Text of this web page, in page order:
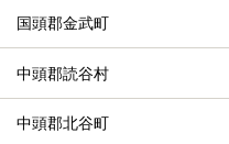
国頭郡金武町
中頭郡読谷村
中頭郡北谷町